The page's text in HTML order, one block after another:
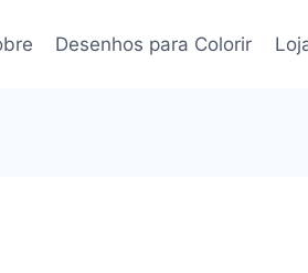
Desenhos para Colorir